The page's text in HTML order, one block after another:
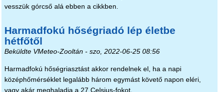
vesszük górcső alá ebben a cikkben.
Harmadfokú hőségriadó lép életbe
hétfőtől
Beküldte VMeteo-Zooltán- szo, 2022-06-25 08:56
Harmadfokú hőségriasztást akkor rendelnek el, ha a napi
középhőmérséklet legalább három egymást követő napon eléri,
vagy akár meghaladja a 27 Celsius-fokot.